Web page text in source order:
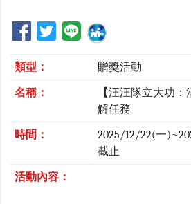
類型： 贈獎活動
名稱：
【汪汪隊立大功
解任務
時間：
2025/12/22(一
截止
活動內容：